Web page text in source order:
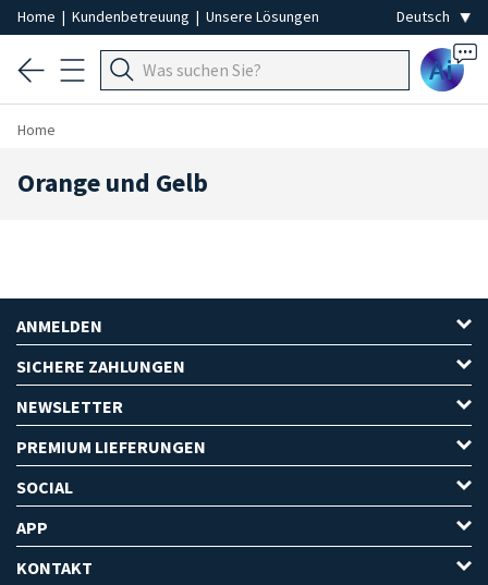
Home | Kundenbetreuung | Unsere Lösungen
Ai
Home
Orange und Gelb
ANMELDEN
SICHERE ZAHLUNGEN
NEWSLETTER
PREMIUM LIEFERUNGEN
SOCIAL
APP
KONTAKT